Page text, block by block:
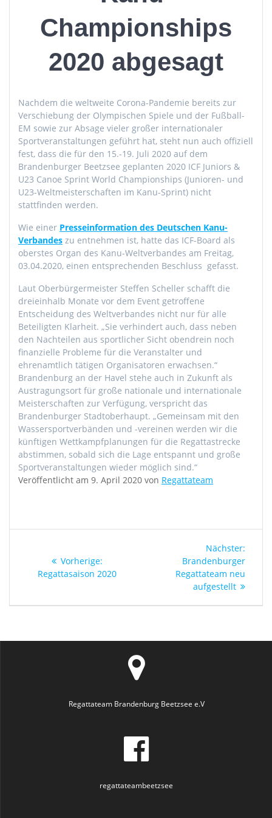
Championships
2020 abgesagt
Nachdem die weltweite Corona-Pandemie bereits zur
Verschiebung der Olympischen Spiele und der Fußball-
EM sowie zur Absage vieler großer internationaler
Sportveranstaltungen geführt hat, steht nun auch offiziell
fest, dass die für den 15.-19. Juli 2020 auf dem
Brandenburger Beetzsee geplanten 2020 ICF Juniors &
U23 Canoe Sprint World Championships (Junioren- und
U23-Weltmeisterschaften im Kanu-Sprint) nicht
stattfinden werden.
Wie einer Presseinformation des Deutschen Kanu-
Verbandes zu entnehmen ist, hatte das ICF-Board als
oberstes Organ des Kanu-Weltverbandes am Freitag,
03.04.2020, einen entsprechenden Beschluss gefasst.
Laut Oberbürgermeister Steffen Scheller schafft die
dreieinhalb Monate vor dem Event getroffene
Entscheidung des Weltverbandes nicht nur für alle
Beteiligten Klarheit. „Sie verhindert auch, dass neben
den Nachteilen aus sportlicher Sicht obendrein noch
finanzielle Probleme für die Veranstalter und
ehrenamtlich tätigen Organisatoren erwachsen.“
Brandenburg an der Havel stehe auch in Zukunft als
Austragungsort für große nationale und internationale
Meisterschaften zur Verfügung, verspricht das
Brandenburger Stadtoberhaupt. „Gemeinsam mit den
Wassersportverbänden und -vereinen werden wir die
künftigen Wettkampfplanungen für die Regattastrecke
abstimmen, sobald sich die Lage entspannt und große
Sportveranstaltungen wieder möglich sind.“
Veröffentlicht am 9. April 2020 von Regattateam
Vorherige:Vorheriger
Beitrag:
Regattasaison 2020
Nächster:
Brandenburger
Regattateam neu
aufgestellt
Regattateam Brandenburg Beetzsee e.V
regattateambeetzsee